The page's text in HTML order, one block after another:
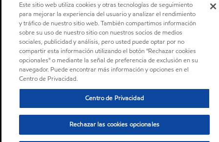
Este sitio web utiliza cookies y otras tecnologías de seguimiento
para mejorar la experiencia del usuario y analizar el rendimiento
y tráfico de nuestro sitio web. También compartimos información
sobre su uso de nuestro sitio con nuestros socios de medios
sociales, publicidad y análisis, pero usted puede optar por no
compartir esta información utilizando el botón "Rechazar cookies
opcionales" o mediante la señal de preferencia de exclusión en su
navegador. Puede encontrar más información y opciones en el
Centro de Privacidad.
Centro de Privacidad
Rechazar las cookies opcionales